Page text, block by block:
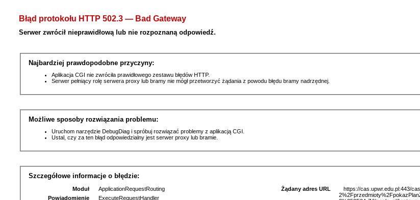
Błąd protokołu HTTP 502.3 — Bad Gateway
Serwer zwrócił nieprawidłową lub nie rozpoznaną odpowiedź.
Najbardziej prawdopodobne przyczyny:
Aplikacja CGI nie zwróciła prawidłowego zestawu błędów HTTP.
Serwer pełniący rolę serwera proxy lub bramy nie mógł przetworzyć żądania z powodu błędu bramy nadrzędnej.
Możliwe sposoby rozwiązania problemu:
Uruchom narzędzie DebugDiag i spróbuj rozwiązać problemy z aplikacją CGI.
Ustal, czy za ten błąd odpowiedzialny jest serwer proxy lub bramie.
Szczegółowe informacje o błędzie:
Moduł
ApplicationRequestRouting
Powiadomienie
ExecuteRequestHandler
Żądany adres URL
https://cas.upwr.edu.pl:443/